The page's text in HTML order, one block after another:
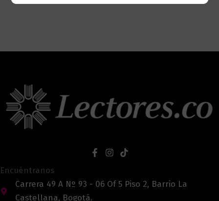
Encuéntranos
Carrera 49 A Nº 93 - 06 Of 5 Piso 2, Barrio La
Castellana, Bogotá.